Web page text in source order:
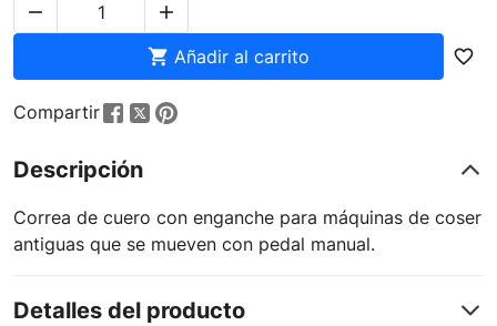


 Añadir al carrito favorite_border
Compartir
Descripción
Correa de cuero con enganche para máquinas de coser
antiguas que se mueven con pedal manual.
Detalles del producto